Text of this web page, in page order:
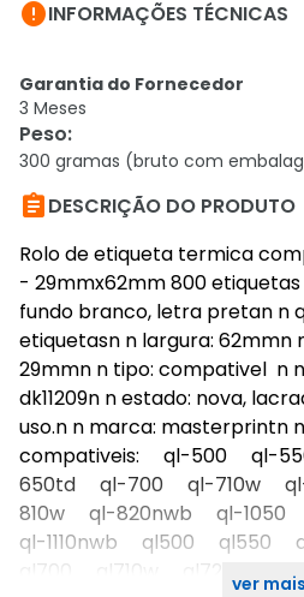
INFORMAÇÕES TÉCNICAS
Garantia do Fornecedor
3 Meses
Peso:
300 gramas (bruto com
DESCRIÇÃO DO PRODUTO
Rolo de etiqueta termica
- 29mmx62mm 800
fundo branco, letra pretan n
etiquetasn n largura: 62mmn
29mmn n tipo: compativel n
dk11209n n estado: nova,
uso.n n marca: masterprintn
compativeis: ql-500 ql-
650td ql-700 ql-710w
810w ql-820nwb ql-1050
ql-1110nwb ql500 ql550
ql700 ql710w ql720nw
ver mais